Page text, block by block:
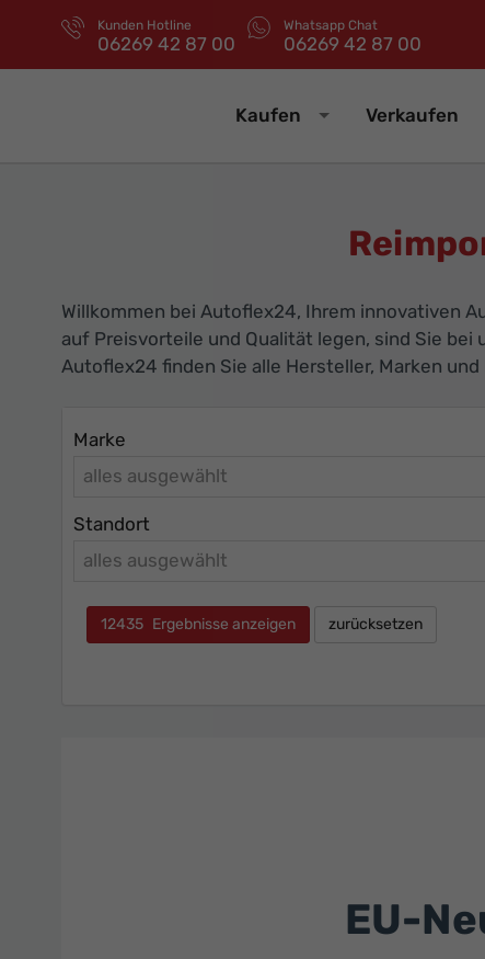
Kunden Hotline
06269 42 87 00
Whatsapp Chat
06269 42 87 00
Kaufen Verkaufen
Willkommen bei Autoflex24, Ihrem innovativen
auf Preisvorteile und Qualität legen, sind Sie
Autoflex24 finden Sie alle Hersteller, Marken
Marke
alles ausgewählt
Standort
alles ausgewählt
12435 Ergebnisse anzeigen zurücksetzen
EU-